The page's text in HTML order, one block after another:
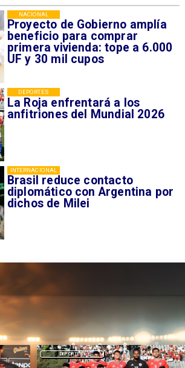
Proyecto de Gobierno amplía
beneficio para comprar
primera vivienda: tope a 6.000
UF y 30 mil cupos
NACIONAL
La Roja enfrentará a los
anfitriones del Mundial 2026
DEPORTES
Brasil reduce contacto
diplomático con Argentina por
dichos de Milei
INTERNACIONAL
DEPORTES